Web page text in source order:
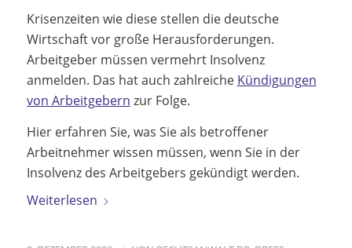
Krisenzeiten wie diese stellen die deutsche
Wirtschaft vor große Herausforderungen.
Arbeitgeber müssen vermehrt Insolvenz
anmelden. Das hat auch zahlreiche Kündigungen
von Arbeitgebern zur Folge.
Hier erfahren Sie, was Sie als betroffener
Arbeitnehmer wissen müssen, wenn Sie in der
Insolvenz des Arbeitgebers gekündigt werden.
Weiterlesen